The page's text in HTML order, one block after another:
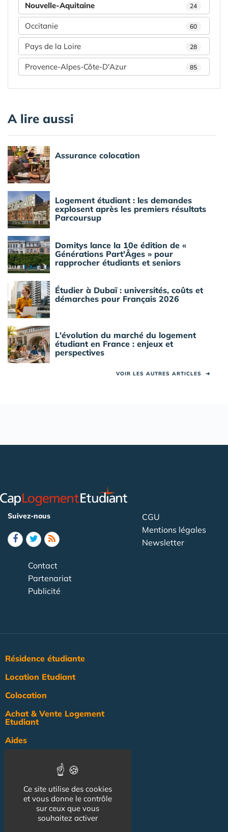
Nouvelle-Aquitaine 24
Occitanie 60
Pays de la Loire 28
Provence-Alpes-Côte-D'Azur 85
A lire aussi
Assurance colocation
Logement étudiant : les demandes
explosent après les premiers résultats
Parcoursup
Domitys lance la 10e édition de «
Générations Part'Âges » pour
rapprocher étudiants et seniors
Étudier à Dubaï : universités, coûts et
démarches pour Français 2026
L'évolution du marché du logement
étudiant en France : enjeux et
perspectives
VOIR LES AUTRES ARTICLES ➜
Suivez-nous
CGU
Mentions légales
Newsletter
Contact
Partenariat
Publicité
Résidence étudiante
Location Etudiant
Colocation
Achat & Vente Logement
Etudiant
Aides
NOS AUTRES SITES :
Ce site utilise des cookies
et vous donne le contrôle
sur ceux que vous
souhaitez activer